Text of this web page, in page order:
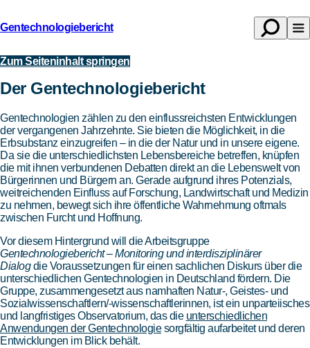
Zum Seiteninhalt springen
Gentechnologiebericht
zur
Suche
Über
Der Gentechnologiebericht
Gentechnologien zählen zu den einflussreichsten Entwicklungen
der vergangenen Jahrzehnte. Sie bieten die Möglichkeit, in die
Erbsubstanz einzugreifen – in die der Natur und in unsere eigene.
Da sie die unterschiedlichsten Lebensbereiche betreffen, knüpfen
die mit ihnen verbundenen Debatten direkt an die Lebenswelt von
Bürgerinnen und Bürgern an. Gerade aufgrund ihres Potenzials,
weitreichenden Einfluss auf Forschung, Landwirtschaft und Medizin
zu nehmen, bewegt sich ihre öffentliche Wahrnehmung oftmals
zwischen Furcht und Hoffnung.
Vor diesem Hintergrund will die Arbeitsgruppe
Gentechnologiebericht – Monitoring und interdisziplinärer
Dialogdie Voraussetzungen für einen sachlichen Diskurs über die
unterschiedlichen Gentechnologien in Deutschland fördern. Die
Gruppe, zusammengesetzt aus namhaften Natur-, Geistes- und
Sozialwissenschaftlern/-wissenschaftlerinnen, ist ein unparteiisches
und langfristiges Observatorium, das die unterschiedlichen
Anwendungen der Gentechnologiesorgfältig aufarbeitet und deren
Entwicklungen im Blick behält.